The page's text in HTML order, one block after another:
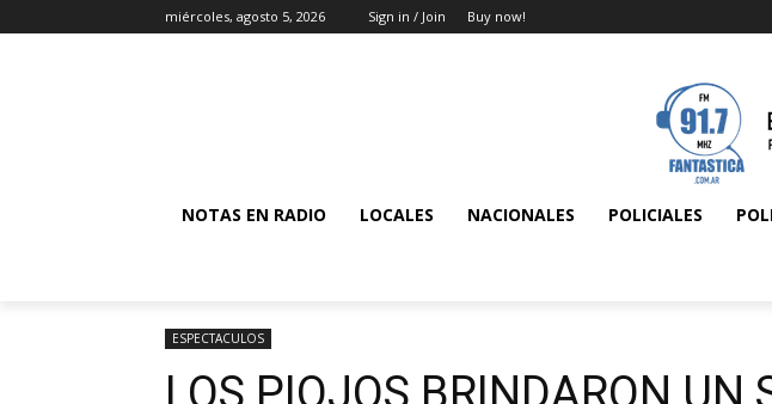
miércoles, agosto 5, 2026 Sign in / Join Buy now!
NOTAS EN RADIO LOCALES NACIONALES POLICIALES
ESPECTACULOS
LOS PIOJOS BRINDARON UN